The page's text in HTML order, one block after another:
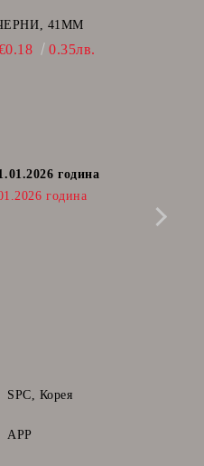
41ММ
0.35лв.
година
година
SPC, Корея
APP